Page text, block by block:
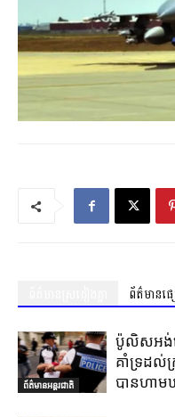
ព័ត៌មានផ្
ព័ត៌មានអន្តរជាតិ
ប៉ូលិសអង់គ្
គាំទ្រដល់
បានហាម